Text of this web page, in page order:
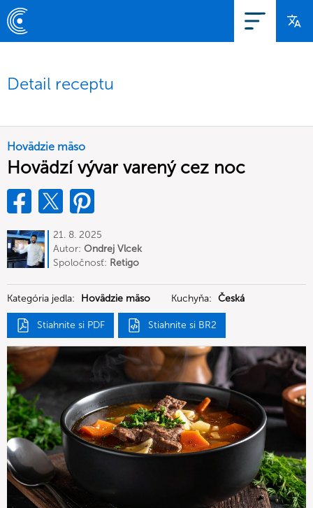
Detail receptu
Hovädzie mäso
Hovädzí vývar varený cez noc
21. 8. 2025
Autor: Ondrej Vlcek
Spoločnosť: Retigo
Kategória jedla: Hovädzie mäso Kuchyňa: Česká
Stiahnite si PDF Stiahnite si BR2